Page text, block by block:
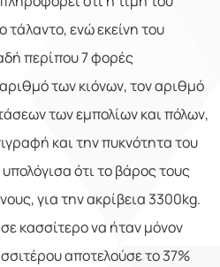
τάλαντο, ενώ εκείνη του
περίπου 7 φορές
των κιόνων, τον αριθμό
των εμπολίων και πόλων,
και την πυκνότητα του
ότι το βάρος τους
για την ακρίβεια 3300kg.
κασσίτερο να ήταν μόνον
αποτελούσε το 37%